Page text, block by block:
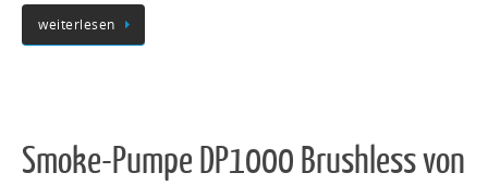
weiterlesen
Smoke-Pumpe DP1000 Brushless von